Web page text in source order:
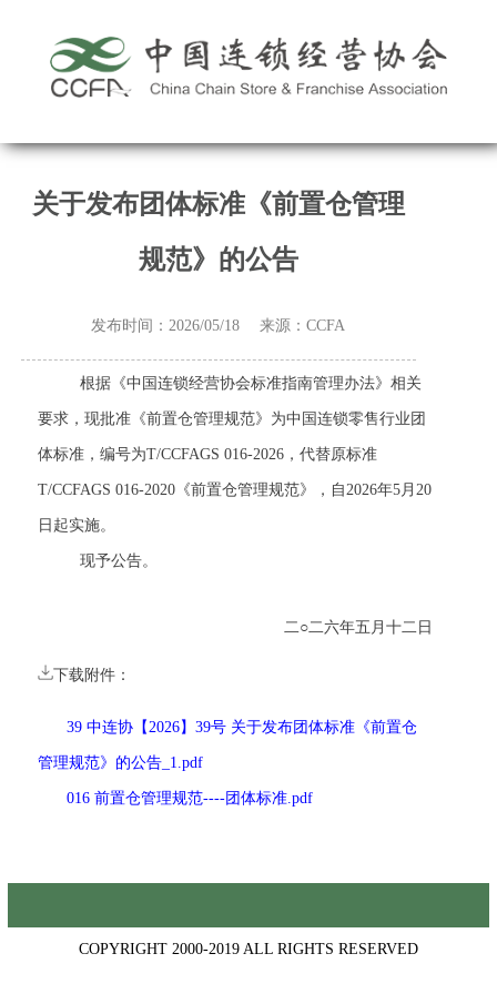
关于发布团体标准《前置仓管理
规范》的公告
发布时间：2026/05/18 来源：CCFA
根据《中国连锁经营协会标准指南管理办法》相关
要求，现批准《前置仓管理规范》为中国连锁零售行业团
体标准，编号为T/CCFAGS 016-2026，代替原标准
T/CCFAGS 016-2020《前置仓管理规范》，自2026年5月20
日起实施。
现予公告。
二○二六年五月十二日
下载附件：
39 中连协【2026】39号 关于发布团体标准《前置仓
管理规范》的公告_1.pdf
016 前置仓管理规范----团体标准.pdf
COPYRIGHT 2000-2019 ALL RIGHTS RESERVED